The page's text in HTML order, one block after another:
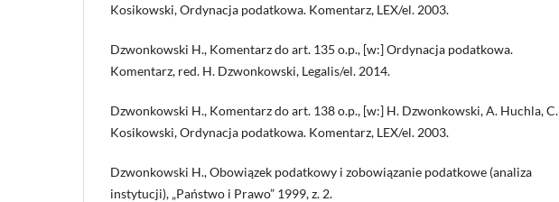
Kosikowski, Ordynacja podatkowa. Komentarz, LEX/el. 2003.
Dzwonkowski H., Komentarz do art. 135 o.p., [w:] Ordynacja podatkowa.
Komentarz, red. H. Dzwonkowski, Legalis/el. 2014.
Dzwonkowski H., Komentarz do art. 138 o.p., [w:] H. Dzwonkowski, A. Huchla, C.
Kosikowski, Ordynacja podatkowa. Komentarz, LEX/el. 2003.
Dzwonkowski H., Obowiązek podatkowy i zobowiązanie podatkowe (analiza
instytucji), „Państwo i Prawo” 1999, z. 2.